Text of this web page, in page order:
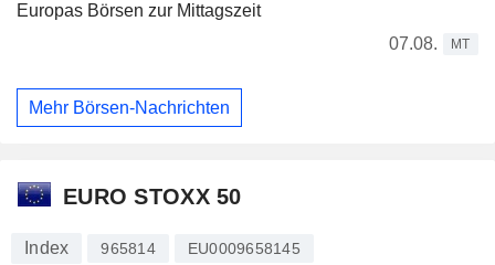
Europas Börsen zur Mittagszeit
07.08.
MT
Mehr Börsen-Nachrichten
EURO STOXX 50
Index 965814 EU0009658145